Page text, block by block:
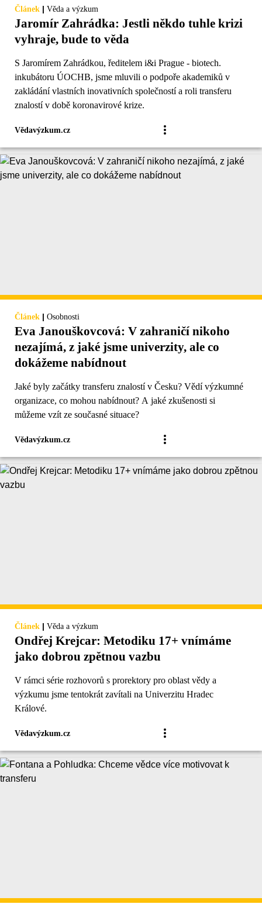
Článek | Věda a výzkum
Jaromír Zahrádka: Jestli někdo tuhle krizi
vyhraje, bude to věda
S Jaromírem Zahrádkou, ředitelem i&i Prague - biotech.
inkubátoru ÚOCHB, jsme mluvili o podpoře akademiků v
zakládání vlastních inovativních společností a roli transferu
znalostí v době koronavirové krize.
Vědavýzkum.cz
Článek | Osobnosti
Eva Janouškovcová: V zahraničí nikoho
nezajímá, z jaké jsme univerzity, ale co
dokážeme nabídnout
Jaké byly začátky transferu znalostí v Česku? Vědí výzkumné
organizace, co mohou nabídnout? A jaké zkušenosti si
můžeme vzít ze současné situace?
Vědavýzkum.cz
Článek | Věda a výzkum
Ondřej Krejcar: Metodiku 17+ vnímáme
jako dobrou zpětnou vazbu
V rámci série rozhovorů s prorektory pro oblast vědy a
výzkumu jsme tentokrát zavítali na Univerzitu Hradec
Králové.
Vědavýzkum.cz